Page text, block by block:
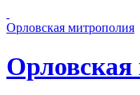
Орловская митрополия